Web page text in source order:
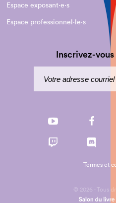
Espace exposant·e⋅s
Espace professionnel·le⋅s
Inscrivez-
© 2026 - Tous
Termes et